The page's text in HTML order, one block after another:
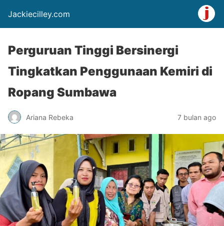
Jackiecilley.com
Perguruan Tinggi Bersinergi
Tingkatkan Penggunaan Kemiri di
Ropang Sumbawa
Ariana Rebeka 7 bulan ago